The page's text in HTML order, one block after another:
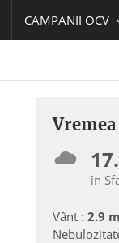
CAMPANII OCV
Vremea
în
Vânt : 2.9